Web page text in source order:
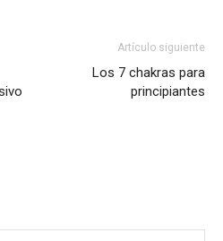
Artículo siguiente
Los 7 chakras para
principiantes